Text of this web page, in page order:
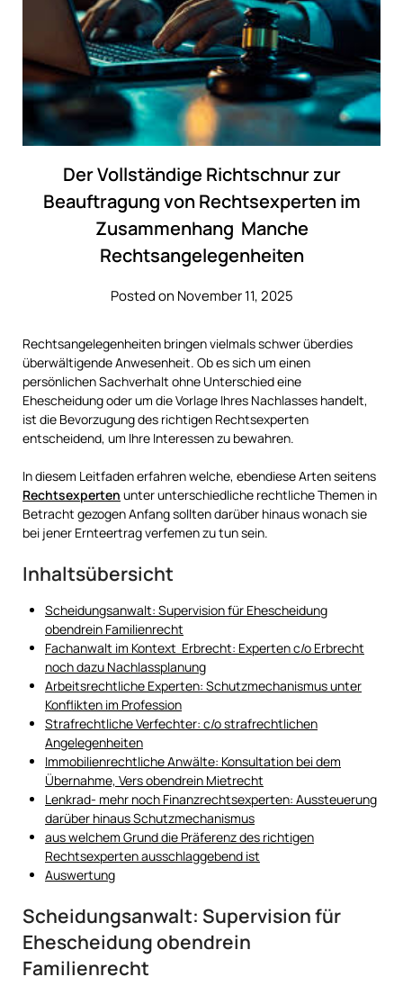
Der Vollständige Richtschnur zur
Beauftragung von Rechtsexperten im
Zusammenhang Manche
Rechtsangelegenheiten
Posted on November 11, 2025
Rechtsangelegenheiten bringen vielmals schwer überdies
überwältigende Anwesenheit. Ob es sich um einen
persönlichen Sachverhalt ohne Unterschied eine
Ehescheidung oder um die Vorlage Ihres Nachlasses handelt,
ist die Bevorzugung des richtigen Rechtsexperten
entscheidend, um Ihre Interessen zu bewahren.
In diesem Leitfaden erfahren welche, ebendiese Arten seitens
Rechtsexperten unter unterschiedliche rechtliche Themen in
Betracht gezogen Anfang sollten darüber hinaus wonach sie
bei jener Ernteertrag verfemen zu tun sein.
Inhaltsübersicht
Scheidungsanwalt: Supervision für Ehescheidung
obendrein Familienrecht
Fachanwalt im Kontext Erbrecht: Experten c/o Erbrecht
noch dazu Nachlassplanung
Arbeitsrechtliche Experten: Schutzmechanismus unter
Konflikten im Profession
Strafrechtliche Verfechter: c/o strafrechtlichen
Angelegenheiten
Immobilienrechtliche Anwälte: Konsultation bei dem
Übernahme, Vers obendrein Mietrecht
Lenkrad- mehr noch Finanzrechtsexperten: Aussteuerung
darüber hinaus Schutzmechanismus
aus welchem Grund die Präferenz des richtigen
Rechtsexperten ausschlaggebend ist
Auswertung
Scheidungsanwalt: Supervision für
Ehescheidung obendrein
Familienrecht